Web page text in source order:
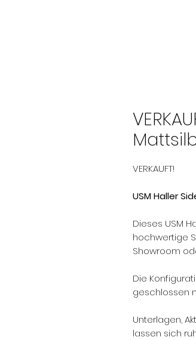
VERKAUFT!
USM Haller
Dieses USM
hochwertige
Showroom
Die
geschlossen
Unterlagen,
lassen sich